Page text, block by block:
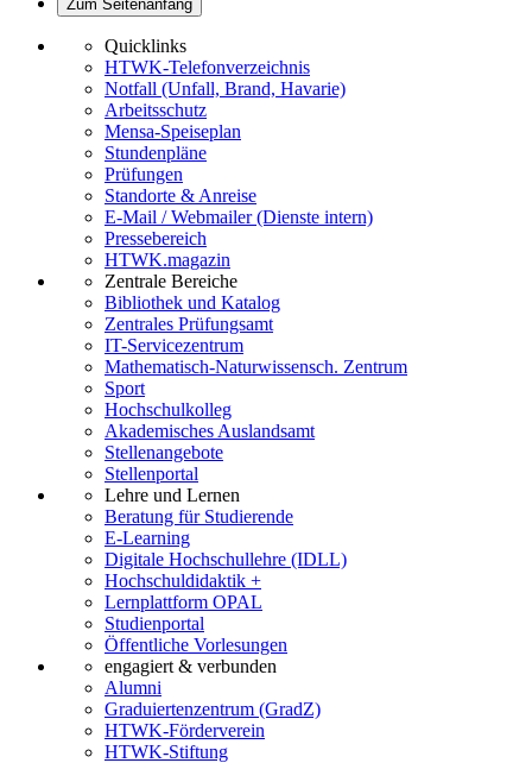
Zum Seitenanfang
Quicklinks
HTWK-Telefonverzeichnis
Notfall (Unfall, Brand, Havarie)
Arbeitsschutz
Mensa-Speiseplan
Stundenpläne
Prüfungen
Standorte & Anreise
E-Mail / Webmailer (Dienste intern)
Pressebereich
HTWK.magazin
Zentrale Bereiche
Bibliothek und Katalog
Zentrales Prüfungsamt
IT-Servicezentrum
Mathematisch-Naturwissensch. Zentrum
Sport
Hochschulkolleg
Akademisches Auslandsamt
Stellenangebote
Stellenportal
Lehre und Lernen
Beratung für Studierende
E-Learning
Digitale Hochschullehre (IDLL)
Hochschuldidaktik +
Lernplattform OPAL
Studienportal
Öffentliche Vorlesungen
engagiert & verbunden
Alumni
Graduiertenzentrum (GradZ)
HTWK-Förderverein
HTWK-Stiftung